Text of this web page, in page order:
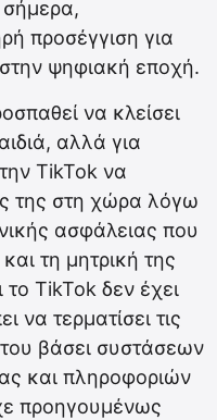
σήμερα,
προσέγγιση για
ψηφιακή εποχή.
να κλείσει
αλλά για
TikTok να
της στη χώρα λόγω
ασφάλειας που
τη μητρική της
το TikTok δεν έχει
να τερματίσει τις
βάσει συστάσεων
και πληροφοριών
προηγουμένως